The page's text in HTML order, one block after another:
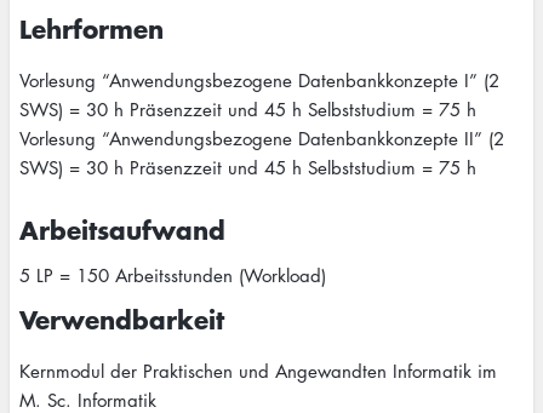
Lehrformen
Vorlesung “Anwendungsbezogene Datenbankkonzepte I” (2
SWS) = 30 h Präsenzzeit und 45 h Selbststudium = 75 h
Vorlesung “Anwendungsbezogene Datenbankkonzepte II” (2
SWS) = 30 h Präsenzzeit und 45 h Selbststudium = 75 h
Arbeitsaufwand
5 LP = 150 Arbeitsstunden (Workload)
Verwendbarkeit
Kernmodul der Praktischen und Angewandten Informatik im
M. Sc. Informatik